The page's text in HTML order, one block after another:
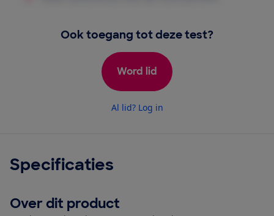
Ook toegang tot deze test?
Word lid
Al lid? Log in
Specificaties
Over dit product